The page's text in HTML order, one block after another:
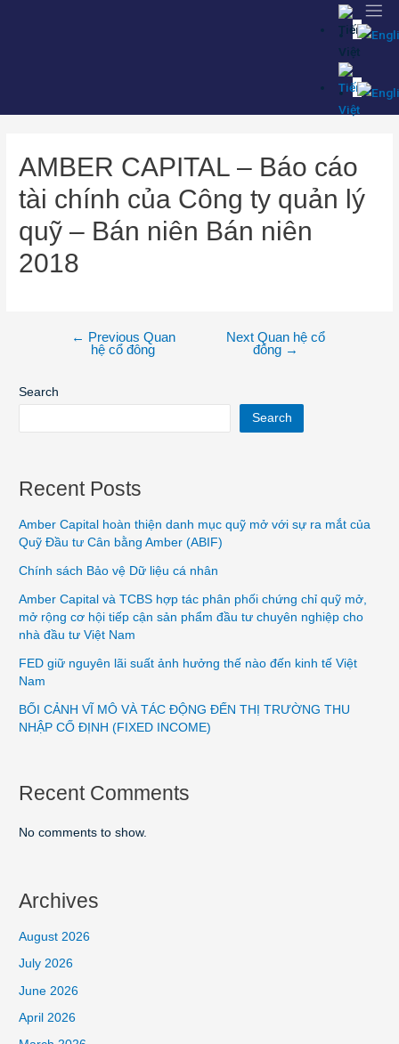
AMBER CAPITAL – Báo cáo
tài chính của Công ty quản lý
quỹ – Bán niên Bán niên
2018
← Previous Quan
hệ cổ đông
Next Quan hệ cổ
đông →
Search
Search
Recent Posts
Amber Capital hoàn thiện danh mục quỹ mở với sự ra mắt của
Quỹ Đầu tư Cân bằng Amber (ABIF)
Chính sách Bảo vệ Dữ liệu cá nhân
Amber Capital và TCBS hợp tác phân phối chứng chỉ quỹ mở,
mở rộng cơ hội tiếp cận sản phẩm đầu tư chuyên nghiệp cho
nhà đầu tư Việt Nam
FED giữ nguyên lãi suất ảnh hưởng thế nào đến kinh tế Việt
Nam
BỐI CẢNH VĨ MÔ VÀ TÁC ĐỘNG ĐẾN THỊ TRƯỜNG THU
NHẬP CỐ ĐỊNH (FIXED INCOME)
Recent Comments
No comments to show.
Archives
August 2026
July 2026
June 2026
April 2026